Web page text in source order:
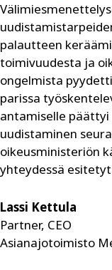
palautteen
toimivuudesta ja
ongelmista
parissa
antamiselle päättyi
uudistaminen
oikeusministeriön
yhteydessä
Lassi Kettula
Partner, CEO
Asianajotoimisto